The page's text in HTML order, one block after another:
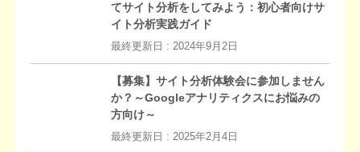
てサイト分析をしてみよう：初心者向けサ
イト分析実践ガイド
最終更新日 : 2024年9月2日
【募集】サイト分析体験会に参加しません
か？～Googleアナリティクスにお悩みの
方向け～
最終更新日 : 2025年2月4日